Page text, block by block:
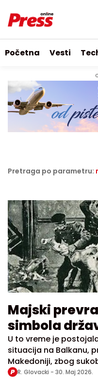
Početna Vesti
Pretraga po parametru:
Majski
simbola
U to vreme je
situacija na Balkanu,
Makedoniji, zbog
aspiracija i straha od
R. Glovacki - 30. Maj 2026.